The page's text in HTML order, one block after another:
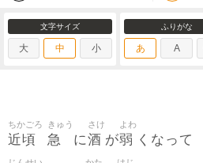
文字サイズ
大 中 小
ふりがな
あ A
近頃
ちかごろ
急
きゅう
に酒
さけ
が弱
よわ
くなって